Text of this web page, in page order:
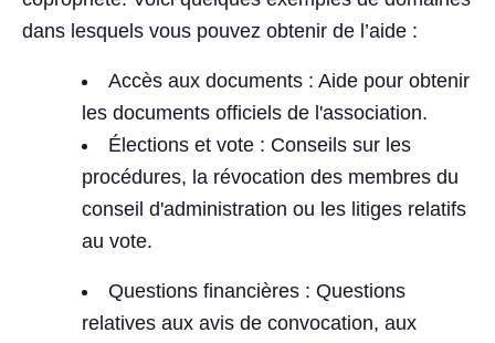
dans lesquels vous pouvez obtenir de l’aide :
Accès aux documents : Aide pour obtenir
les documents officiels de l'association.
Élections et vote : Conseils sur les
procédures, la révocation des membres du
conseil d'administration ou les litiges relatifs
au vote.
Questions financières : Questions
relatives aux avis de convocation, aux